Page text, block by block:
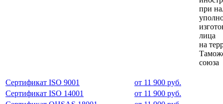
при
лица
на
союза
Сертификат ISO 9001
от 11 900 руб.
Сертификат ISO 14001
от 11 900 руб.